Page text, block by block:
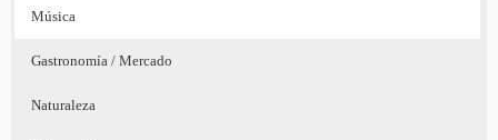
Música
Gastronomía / Mercado
Naturaleza